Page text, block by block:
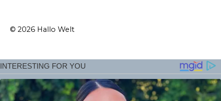
© 2026 Hallo Welt